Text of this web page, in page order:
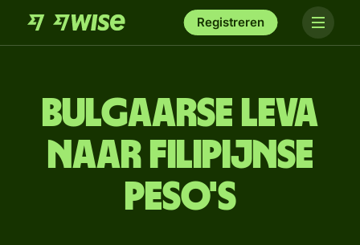
Registreren
Bulgaarse leva
naar Filipijnse
peso's